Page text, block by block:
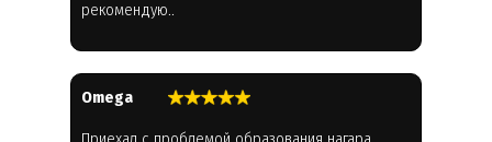
рекомендую..
Omega